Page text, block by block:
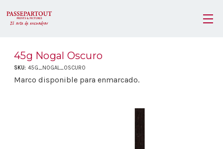
45g Nogal Oscuro
SKU: 45G_NOGAL_OSCURO
Marco disponible para enmarcado.